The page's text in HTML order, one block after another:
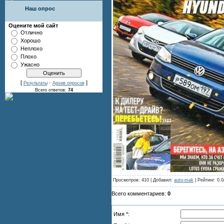
Наш опрос
Оцените мой сайт
Отлично
Хорошо
Неплохо
Плохо
Ужасно
[ Результаты· Архив опросов]
Всего ответов: 74
Просмотров: 410 | Добавил: auto-mak | Рейтинг:
Всего комментариев: 0
Имя *: